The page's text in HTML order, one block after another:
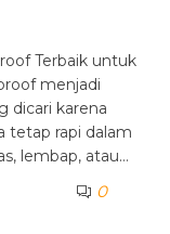
Terbaik untuk
menjadi
dicari karena
tetap rapi dalam
lembap, atau…
0